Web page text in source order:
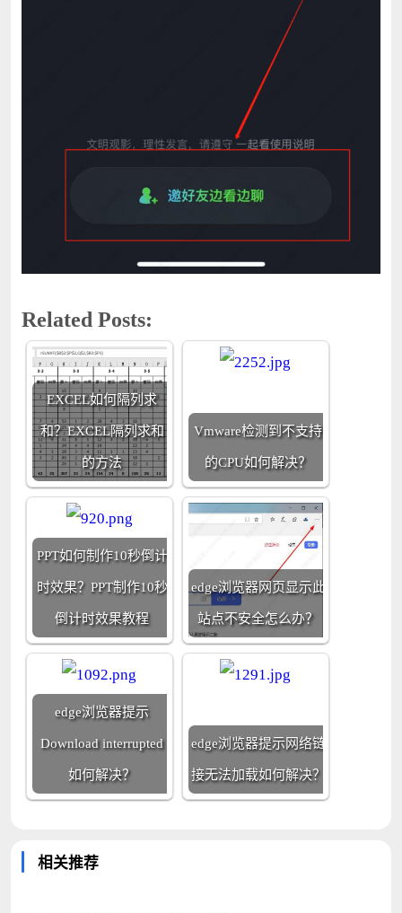
Related Posts:
EXCEL如何隔列求
和？EXCEL隔列求和
的方法
Vmware检测到不支持
的CPU如何解决？
PPT如何制作10秒倒计
时效果？PPT制作10秒
倒计时效果教程
edge浏览器网页显示此
站点不安全怎么办？
edge浏览器提示
Download interrupted
如何解决？
edge浏览器提示网络链
接无法加载如何解决？
相关推荐